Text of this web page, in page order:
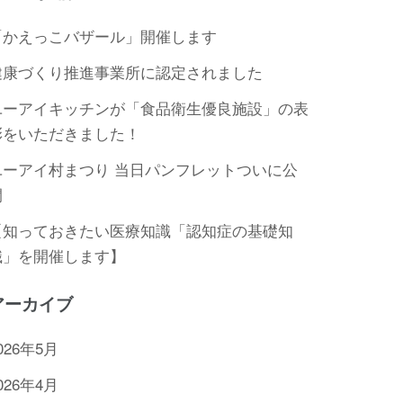
えっこバザール」開催します
づくり推進事業所に認定されました
アイキッチンが「食品衛生優良施設」の表
いただきました！
アイ村まつり 当日パンフレットついに公
っておきたい医療知識「認知症の基礎知
を開催します】
ーカイブ
年5月
年4月